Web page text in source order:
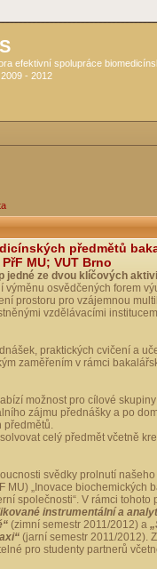
efektivní spolupráce
- 2012
předmětů
MU; VUT Brno
jedné ze dvou klíčových
výměnu osvědčených forem
prostoru pro vzájemnou
vzdělávacími
praktických cvičení a
zaměřením v rámci
možnost pro cílové
zájmu přednášky a po
celý předmět včetně
svědky prolnutí
MU) „Inovace biochemických
společnosti“. V rámci tohoto
instrumentální a
(zimní semestr 2011/2012) a
(jarní semestr 2011/2012).
pro studenty partnerů